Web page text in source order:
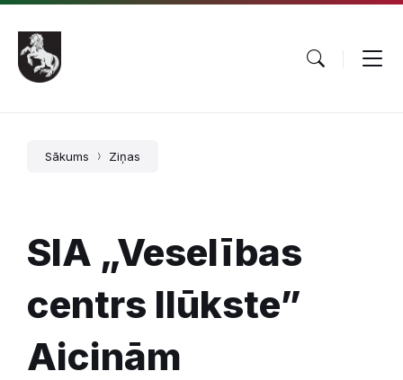
Pāriet
saturu
Skip
main
navigation
Skip
footer
Sākums Ziņas
SIA „Veselības
centrs Ilūkste”
Aicinām